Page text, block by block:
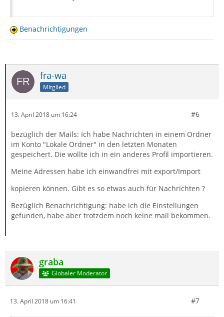
Benachrichtigungen
fra-wa
Mitglied
13. April 2018 um 16:24 #6
bezüglich der Mails: Ich habe Nachrichten in einem Ordner
im Konto "Lokale Ordner" in den letzten Monaten
gespeichert. Die wollte ich in ein anderes Profil importieren.
Meine Adressen habe ich einwandfrei mit export/Import
kopieren können. Gibt es so etwas auch für Nachrichten ?
Bezüglich Benachrichtigung: habe ich die Einstellungen
gefunden, habe aber trotzdem noch keine mail bekommen.
graba
Globaler Moderator
13. April 2018 um 16:41 #7